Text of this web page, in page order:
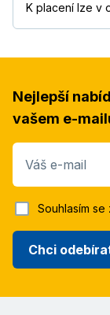
K placení lze v
Nejlepší
vašem e-
Váš e-mail
Chci
Souhlasím se